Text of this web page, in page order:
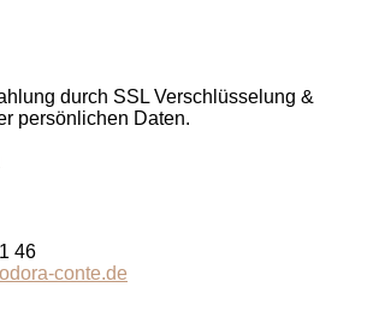
durch SSL Verschlüsselung &
persönlichen Daten.
46
conte.de